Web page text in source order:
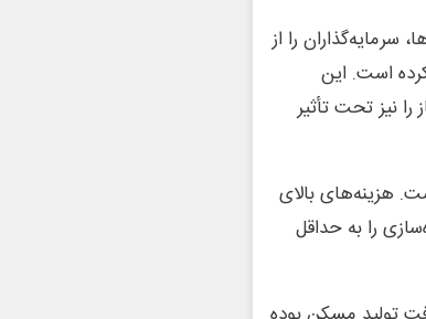
را از
است. این
نیز تحت تأثیر
هزینه‌های بالای
را به حداقل